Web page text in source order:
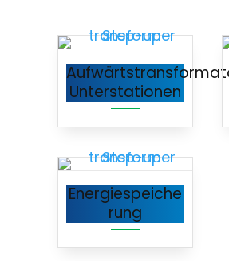
Unterstationen
Energiespeiche
rung